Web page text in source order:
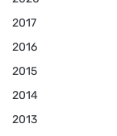
2017
2016
2015
2014
2013